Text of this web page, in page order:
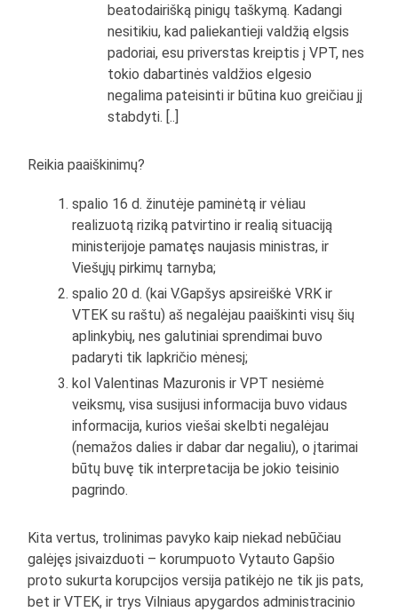
beatodairišką pinigų taškymą. Kadangi
nesitikiu, kad paliekantieji valdžią elgsis
padoriai, esu priverstas kreiptis į VPT, nes
tokio dabartinės valdžios elgesio
negalima pateisinti ir būtina kuo greičiau jį
stabdyti. [..]
Reikia paaiškinimų?
spalio 16 d. žinutėje paminėtą ir vėliau
realizuotą riziką patvirtino ir realią situaciją
ministerijoje pamatęs naujasis ministras, ir
Viešųjų pirkimų tarnyba;
spalio 20 d. (kai V.Gapšys apsireiškė VRK ir
VTEK su raštu) aš negalėjau paaiškinti visų šių
aplinkybių, nes galutiniai sprendimai buvo
padaryti tik lapkričio mėnesį;
kol Valentinas Mazuronis ir VPT nesiėmė
veiksmų, visa susijusi informacija buvo vidaus
informacija, kurios viešai skelbti negalėjau
(nemažos dalies ir dabar dar negaliu), o įtarimai
būtų buvę tik interpretacija be jokio teisinio
pagrindo.
Kita vertus, trolinimas pavyko kaip niekad nebūčiau
galėjęs įsivaizduoti – korumpuoto Vytauto Gapšio
proto sukurta korupcijos versija patikėjo ne tik jis pats,
bet ir VTEK, ir trys Vilniaus apygardos administracinio